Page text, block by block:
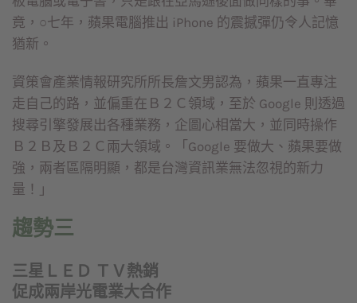
竟，○七年，蘋果電腦推出 iPhone 的震撼彈仍令人記憶
猶新。
資策會產業情報研究所所長詹文男認為，蘋果一直專注
走自己的路，並偏重在Ｂ２Ｃ領域，至於 Google 則透過
搜尋引擎發展出各種業務，企圖心相當大，並同時操作
Ｂ２Ｂ及Ｂ２Ｃ兩大領域。「Google 要做大、蘋果要做
強，兩者區隔明顯，都是台灣資訊業無法忽視的新力
量！」
趨勢三
三星ＬＥＤ ＴＶ熱銷
促成兩岸光電業大合作